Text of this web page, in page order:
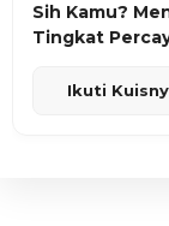
Sih Kamu?
Tingkat
Ikuti